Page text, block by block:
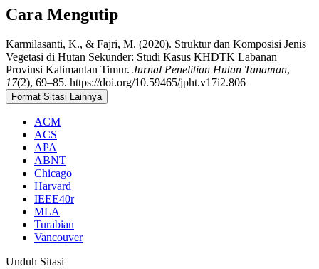
Cara Mengutip
Karmilasanti, K., & Fajri, M. (2020). Struktur dan Komposisi Jenis
Vegetasi di Hutan Sekunder: Studi Kasus KHDTK Labanan
Provinsi Kalimantan Timur. Jurnal Penelitian Hutan Tanaman,
17(2), 69–85. https://doi.org/10.59465/jpht.v17i2.806
Format Sitasi Lainnya
ACM
ACS
APA
ABNT
Chicago
Harvard
IEEE40r
MLA
Turabian
Vancouver
Unduh Sitasi